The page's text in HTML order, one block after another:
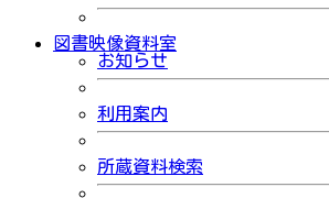
図書映像資料室
お知らせ
利用案内
所蔵資料検索